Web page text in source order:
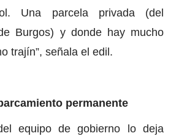
Una parcela privada (del
Burgos) y donde hay mucho
trajín”, señala el edil.
permanente
equipo de gobierno lo deja